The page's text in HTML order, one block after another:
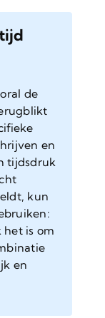
de
en
tijdsdruk
kun
het is om
en